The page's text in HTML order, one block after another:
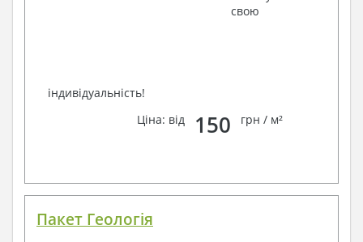
свою
індивідуальність!
Ціна: від
150 грн / м²
Пакет Геологія